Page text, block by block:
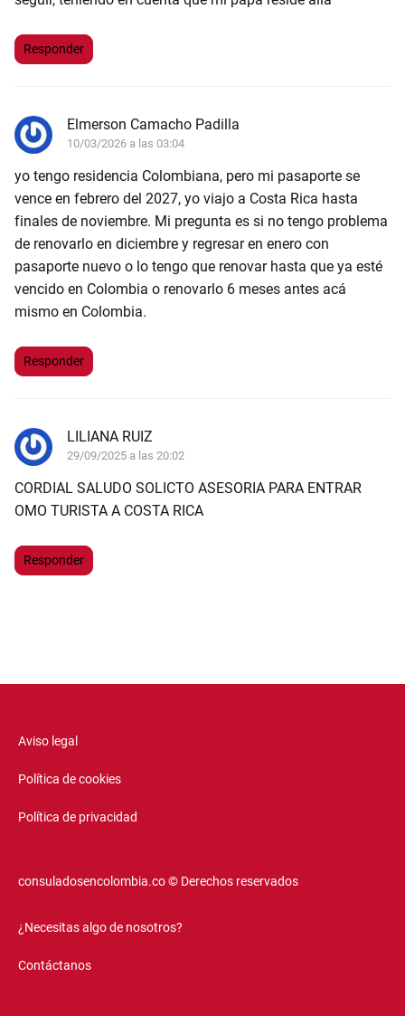
Responder
Elmerson Camacho Padilla
10/03/2026 a las 03:04
yo tengo residencia Colombiana, pero mi pasaporte se
vence en febrero del 2027, yo viajo a Costa Rica hasta
finales de noviembre. Mi pregunta es si no tengo problema
de renovarlo en diciembre y regresar en enero con
pasaporte nuevo o lo tengo que renovar hasta que ya esté
vencido en Colombia o renovarlo 6 meses antes acá
mismo en Colombia.
Responder
LILIANA RUIZ
29/09/2025 a las 20:02
CORDIAL SALUDO SOLICTO ASESORIA PARA ENTRAR
OMO TURISTA A COSTA RICA
Responder
Aviso legal
Política de cookies
Política de privacidad
consuladosencolombia.co © Derechos reservados
¿Necesitas algo de nosotros?
Contáctanos